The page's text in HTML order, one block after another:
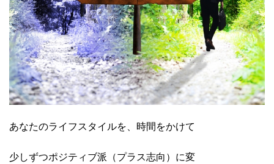
あなたのライフスタイルを、時間をかけて
少しずつポジティブ派（プラス志向）に変